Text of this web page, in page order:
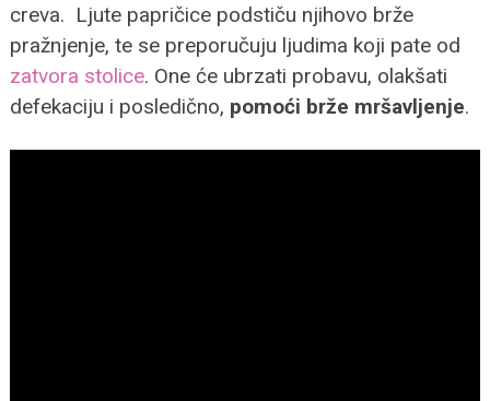
creva. Ljute papričice podstiču njihovo brže
pražnjenje, te se preporučuju ljudima koji pate od
zatvora stolice. One će ubrzati probavu, olakšati
defekaciju i posledično, pomoći brže mršavljenje.